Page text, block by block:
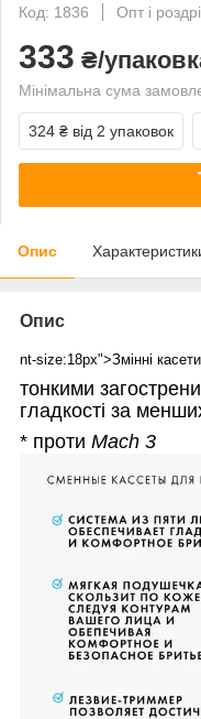
Код: 1836
Опт і
333 ₴/
Мінімальна сума
324 ₴ від 2 упаковок
Опис
Опис
nt-size:18px">Змінні
тонкими
гладкості за
* проти Mach 3